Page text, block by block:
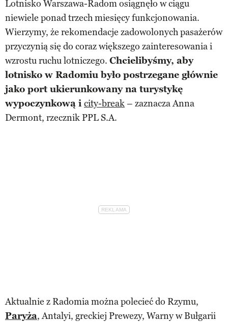
Lotnisko Warszawa-Radom osiągnęło w ciągu
niewiele ponad trzech miesięcy funkcjonowania.
Wierzymy, że rekomendacje zadowolonych pasażerów
przyczynią się do coraz większego zainteresowania i
wzrostu ruchu lotniczego. Chcielibyśmy, aby
lotnisko w Radomiu było postrzegane głównie
jako port ukierunkowany na turystykę
wypoczynkową i city-break– zaznacza Anna
Dermont, rzecznik PPL S.A.
Aktualnie z Radomia można polecieć do Rzymu,
Paryża, Antalyi, greckiej Prewezy, Warny w Bułgarii